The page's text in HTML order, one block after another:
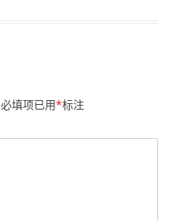
必填项已用*标注